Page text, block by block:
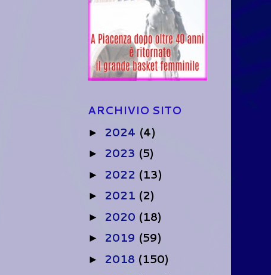
ARCHIVIO SITO
► 2024 (4)
► 2023 (5)
► 2022 (13)
► 2021 (2)
► 2020 (18)
► 2019 (59)
► 2018 (150)